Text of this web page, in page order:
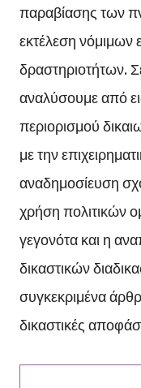
παραβίασης των
εκτέλεση νόμιμων
δραστηριοτήτων.
αναλύσουμε από
περιορισμού
με την
αναδημοσίευση
χρήση πολιτικών
γεγονότα και η
δικαστικών
συγκεκριμένα
δικαστικές